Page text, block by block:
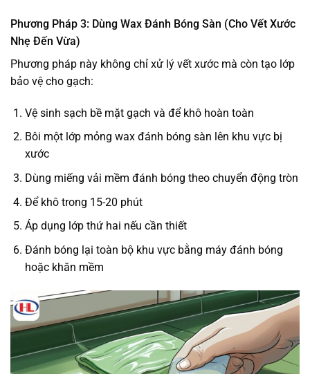
Phương Pháp 3: Dùng Wax Đánh Bóng Sàn (Cho Vết Xước
Nhẹ Đến Vừa)
Phương pháp này không chỉ xử lý vết xước mà còn tạo lớp
bảo vệ cho gạch:
Vệ sinh sạch bề mặt gạch và để khô hoàn toàn
Bôi một lớp mỏng wax đánh bóng sàn lên khu vực bị
xước
Dùng miếng vải mềm đánh bóng theo chuyển động tròn
Để khô trong 15-20 phút
Áp dụng lớp thứ hai nếu cần thiết
Đánh bóng lại toàn bộ khu vực bằng máy đánh bóng
hoặc khăn mềm